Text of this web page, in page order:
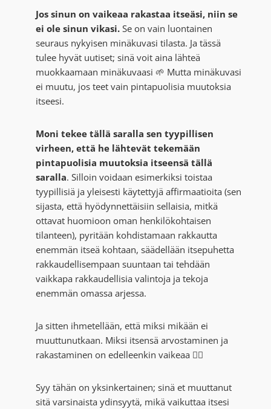
Jos sinun on vaikeaa rakastaa itseäsi, niin se
ei ole sinun vikasi. Se on vain luontainen
seuraus nykyisen minäkuvasi tilasta. Ja tässä
tulee hyvät uutiset; sinä voit aina lähteä
muokkaamaan minäkuvaasi 🌱 Mutta minäkuvasi
ei muutu, jos teet vain pintapuolisia muutoksia
itseesi.
Moni tekee tällä saralla sen tyypillisen
virheen, että he lähtevät tekemään
pintapuolisia muutoksia itseensä tällä
saralla. Silloin voidaan esimerkiksi toistaa
tyypillisiä ja yleisesti käytettyjä affirmaatioita (sen
sijasta, että hyödynnettäisiin sellaisia, mitkä
ottavat huomioon oman henkilökohtaisen
tilanteen), pyritään kohdistamaan rakkautta
enemmän itseä kohtaan, säädellään itsepuhetta
rakkaudellisempaan suuntaan tai tehdään
vaikkapa rakkaudellisia valintoja ja tekoja
enemmän omassa arjessa.
Ja sitten ihmetellään, että miksi mikään ei
muuttunutkaan. Miksi itsensä arvostaminen ja
rakastaminen on edelleenkin vaikeaa 🤷‍♀️
Syy tähän on yksinkertainen; sinä et muuttanut
sitä varsinaista ydinsyytä, mikä vaikuttaa itsesi